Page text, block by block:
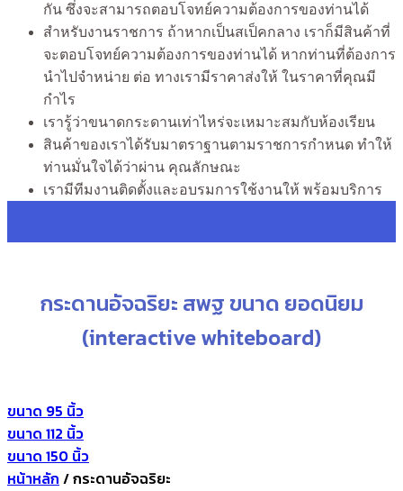
กัน ซึ่งจะสามารถตอบโจทย์ความต้องการของท่านได้
สำหรับงานราชการ ถ้าหากเป็นสเป็คกลาง เราก็มีสินค้าที่
จะตอบโจทย์ความต้องการของท่านได้ หากท่านที่ต้องการ
นำไปจำหน่าย ต่อ ทางเรามีราคาส่งให้ ในราคาที่คุณมี
กำไร
เรารู้ว่าขนาดกระดานเท่าไหร่จะเหมาะสมกับห้องเรียน
สินค้าของเราได้รับมาตราฐานตามราชการกำหนด ทำให้
ท่านมั่นใจได้ว่าผ่าน คุณลักษณะ
เรามีทีมงานติดตั้งและอบรมการใช้งานให้ พร้อมบริการ
กระดานอัจฉริยะ สพฐ ขนาด ยอดนิยม
(interactive whiteboard)
ขนาด 95 นิ้ว
ขนาด 112 นิ้ว
ขนาด 150 นิ้ว
หน้าหลัก /กระดานอัจฉริยะ